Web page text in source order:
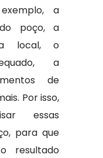
a
do poço, a
local, o
a
de
Por isso,
essas
para que
resultado